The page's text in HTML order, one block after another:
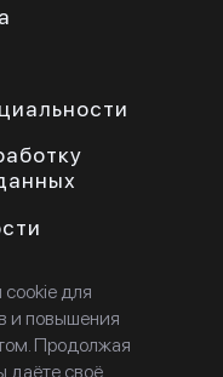
для
и повышения
Продолжая
даёте своё